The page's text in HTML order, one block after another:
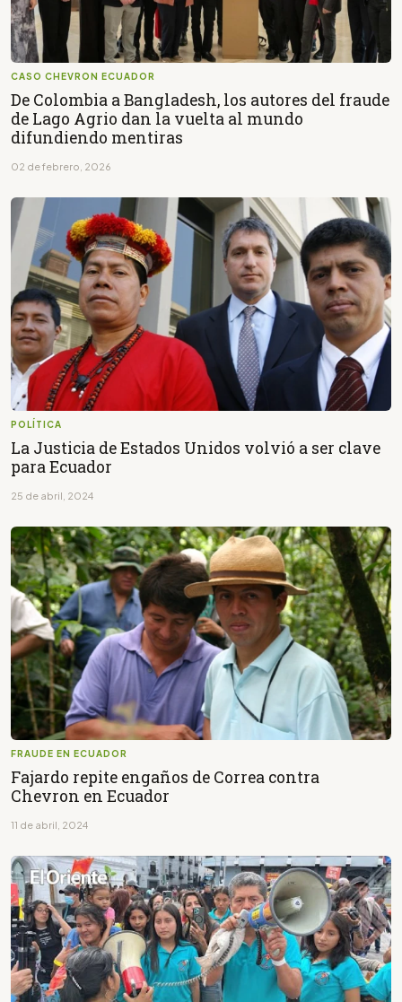
CASO CHEVRON ECUADOR
De Colombia a Bangladesh, los autores del fraude
de Lago Agrio dan la vuelta al mundo
difundiendo mentiras
02 de febrero, 2026
POLÍTICA
La Justicia de Estados Unidos volvió a ser clave
para Ecuador
25 de abril, 2024
FRAUDE EN ECUADOR
Fajardo repite engaños de Correa contra
Chevron en Ecuador
11 de abril, 2024